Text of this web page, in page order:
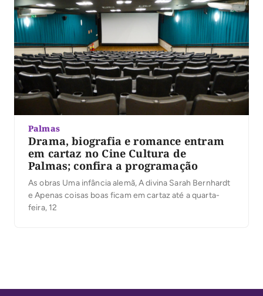
Palmas
Drama, biografia e romance entram
em cartaz no Cine Cultura de
Palmas; confira a programação
As obras Uma infância alemã, A divina Sarah Bernhardt
e Apenas coisas boas ficam em cartaz até a quarta-
feira, 12